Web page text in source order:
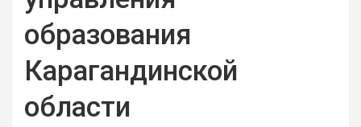
образования
Карагандинской
области